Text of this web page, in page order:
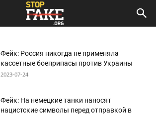
Фейк: Россия никогда не применяла
кассетные боеприпасы против Украины
2023-07-24
Фейк: На немецкие танки наносят
нацистские символы перед отправкой в